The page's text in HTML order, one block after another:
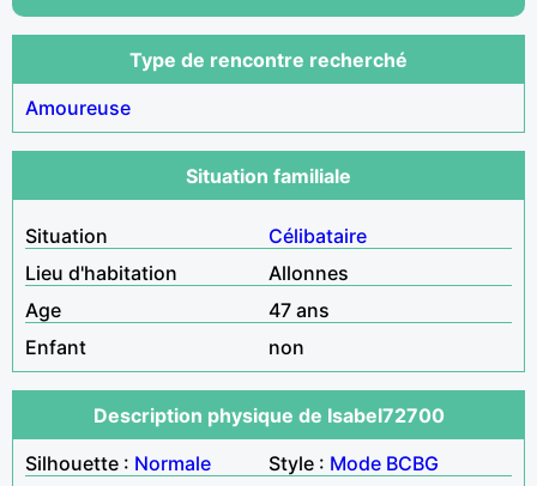
Type de rencontre recherché
Amoureuse
Situation familiale
Situation
Célibataire
Lieu d'habitation
Allonnes
Age
47 ans
Enfant
non
Description physique de Isabel72700
Silhouette : Normale Style : Mode BCBG